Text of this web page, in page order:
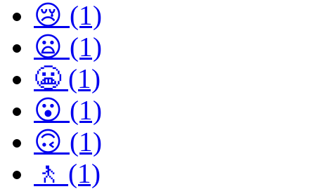
😢 (1)
😦 (1)
😬 (1)
😮 (1)
🙃 (1)
🚶 (1)